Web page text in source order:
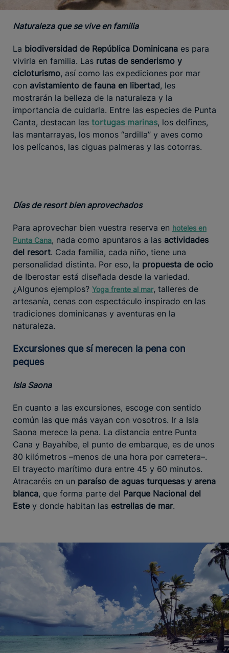
Naturaleza que se vive en familia
La biodiversidad de República Dominicana es para
vivirla en familia. Las rutas de senderismo y
cicloturismo, así como las expediciones por mar
con avistamiento de fauna en libertad, les
mostrarán la belleza de la naturaleza y la
importancia de cuidarla. Entre las especies de Punta
Canta, destacan las tortugas marinas, los delfines,
las mantarrayas, los monos “ardilla” y aves como
los pelícanos, las ciguas palmeras y las cotorras.
Días de resort bien aprovechados
Para aprovechar bien vuestra reserva en hoteles en
Punta Cana, nada como apuntaros a las actividades
del resort. Cada familia, cada niño, tiene una
personalidad distinta. Por eso, la propuesta de ocio
de Iberostar está diseñada desde la variedad.
¿Algunos ejemplos? Yoga frente al mar, talleres de
artesanía, cenas con espectáculo inspirado en las
tradiciones dominicanas y aventuras en la
naturaleza.
Excursiones que sí merecen la pena con
peques
Isla Saona
En cuanto a las excursiones, escoge con sentido
común las que más vayan con vosotros. Ir a Isla
Saona merece la pena. La distancia entre Punta
Cana y Bayahíbe, el punto de embarque, es de unos
80 kilómetros –menos de una hora por carretera–.
El trayecto marítimo dura entre 45 y 60 minutos.
Atracaréis en un paraíso de aguas turquesas y arena
blanca, que forma parte del Parque Nacional del
Este y donde habitan las estrellas de mar.